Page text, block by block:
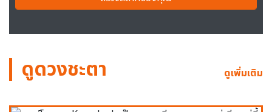
ดูดวงชะตา ดูเพิ่มเติม